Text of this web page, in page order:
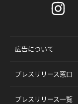
広告について
プレスリリース窓口
プレスリリース一覧